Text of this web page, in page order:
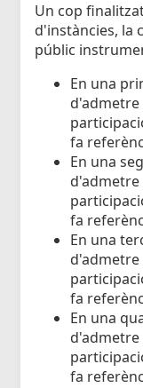
Un cop
d'instàncies, la
públic
En una
d'admetre
fa
En una
d'admetre
fa
En una
d'admetre
fa
En una
d'admetre
fa